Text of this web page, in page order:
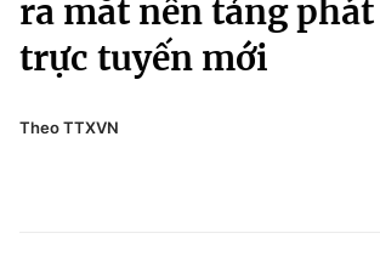
Xã hội
Pháp luật
Văn hóa - Giải trí
Y tế
Công nghệ
ra mắt nền tảng
trực tuyến mới
Theo TTXVN